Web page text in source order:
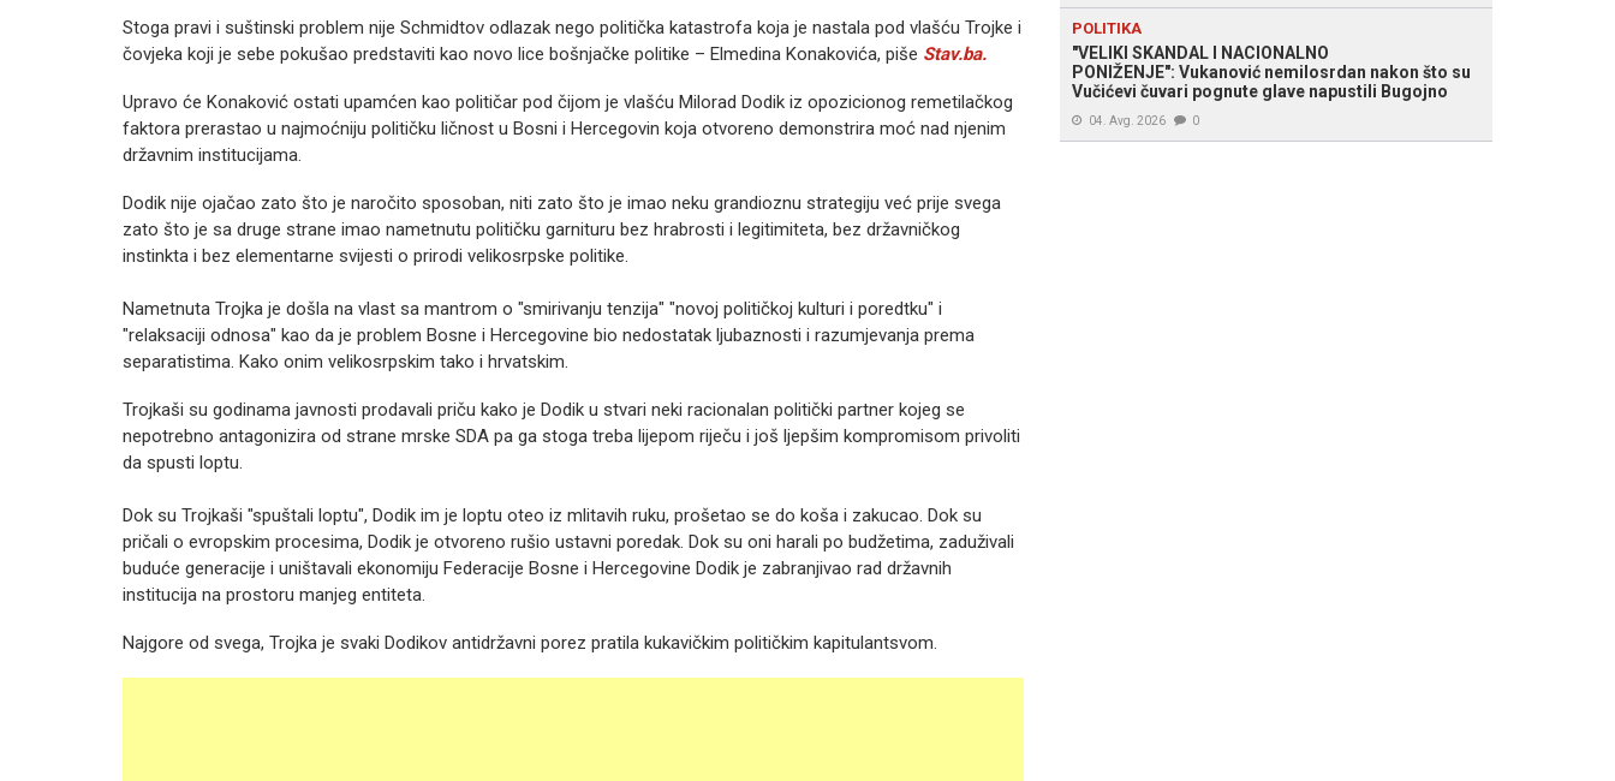
Stoga pravi i suštinski problem nije Schmidtov odlazak nego politička katastrofa koja je nastala pod vlašću Trojke i
čovjeka koji je sebe pokušao predstaviti kao novo lice bošnjačke politike – Elmedina Konakovića, piše Stav.ba.
Upravo će Konaković ostati upamćen kao političar pod čijom je vlašću Milorad Dodik iz opozicionog remetilačkog
faktora prerastao u najmoćniju političku ličnost u Bosni i Hercegovin koja otvoreno demonstrira moć nad njenim
državnim institucijama.
Dodik nije ojačao zato što je naročito sposoban, niti zato što je imao neku grandioznu strategiju već prije svega
zato što je sa druge strane imao nametnutu političku garnituru bez hrabrosti i legitimiteta, bez državničkog
instinkta i bez elementarne svijesti o prirodi velikosrpske politike.
Nametnuta Trojka je došla na vlast sa mantrom o "smirivanju tenzija" "novoj političkoj kulturi i poredtku" i
"relaksaciji odnosa" kao da je problem Bosne i Hercegovine bio nedostatak ljubaznosti i razumjevanja prema
separatistima. Kako onim velikosrpskim tako i hrvatskim.
Trojkaši su godinama javnosti prodavali priču kako je Dodik u stvari neki racionalan politički partner kojeg se
nepotrebno antagonizira od strane mrske SDA pa ga stoga treba lijepom riječu i još ljepšim kompromisom privoliti
da spusti loptu.
Dok su Trojkaši "spuštali loptu", Dodik im je loptu oteo iz mlitavih ruku, prošetao se do koša i zakucao. Dok su
pričali o evropskim procesima, Dodik je otvoreno rušio ustavni poredak. Dok su oni harali po budžetima, zaduživali
buduće generacije i uništavali ekonomiju Federacije Bosne i Hercegovine Dodik je zabranjivao rad državnih
institucija na prostoru manjeg entiteta.
Najgore od svega, Trojka je svaki Dodikov antidržavni porez pratila kukavičkim političkim kapitulantsvom.
POLITIKA
"VELIKI SKANDAL I NACIONALNO
PONIŽENJE": Vukanović nemilosrdan nakon što su
Vučićevi čuvari pognute glave napustili Bugojno
04. Avg. 2026 0